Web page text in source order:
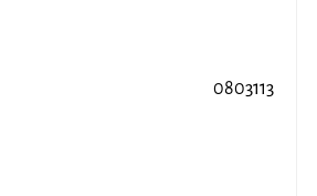
0803113